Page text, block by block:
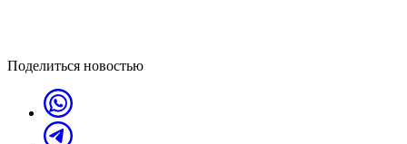
Поделиться новостью